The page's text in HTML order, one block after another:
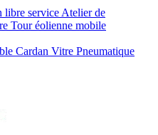
libre service Atelier de
Tour éolienne mobile
Cardan Vitre Pneumatique